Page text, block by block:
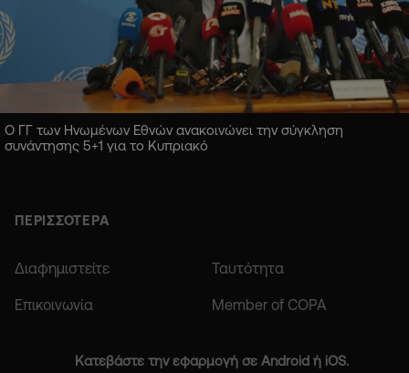
Ο ΓΓ των Ηνωμένων Εθνών ανακοινώνει την σύγκληση
συνάντησης 5+1 για το Κυπριακό
ΠΕΡΙΣΣΟΤΕΡΑ
Διαφημιστείτε Ταυτότητα
Επικοινωνία Member of COPA
Κατεβάστε την εφαρμογή σε Android ή iOS.